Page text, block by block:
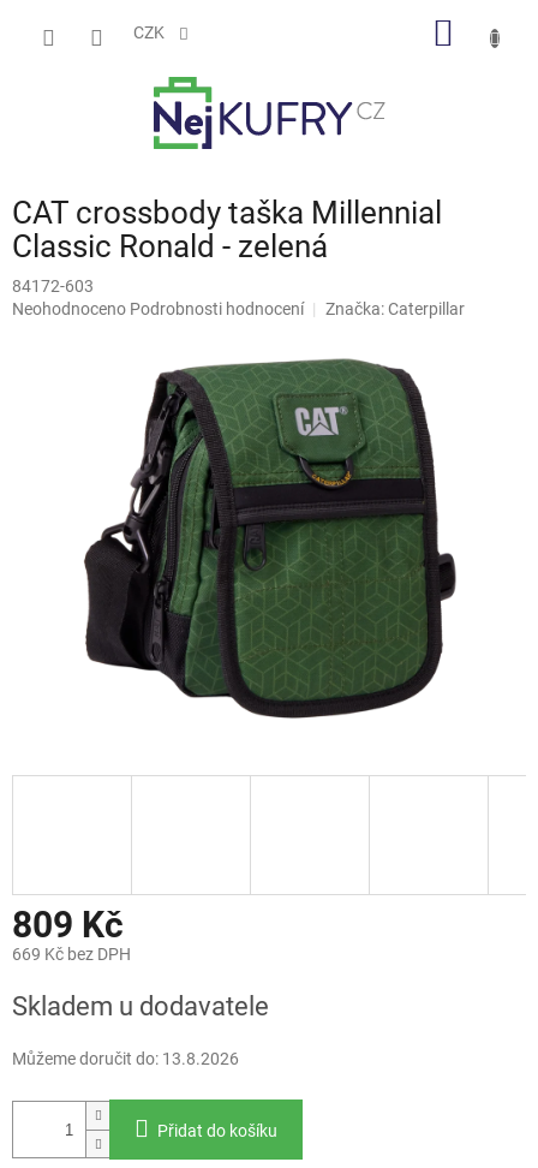
CZK
CAT crossbody taška Millennial
Classic Ronald - zelená
84172-603
Průměrné
Neohodnoceno Podrobnosti hodnocení Značka:Caterpillar
809 Kč
669 Kč bez DPH
cena:
Skladem u dodavatele
Můžeme doručit do: 13.8.2026
Přidat do košíku